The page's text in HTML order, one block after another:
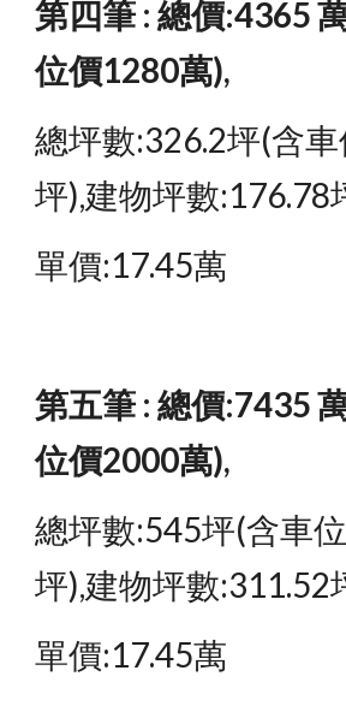
第四筆 : 總價:4365
位價1280萬),
總坪數:326.2坪(含
坪),建物坪數:176.78
單價:17.45萬
第五筆 : 總價:7435
位價2000萬),
總坪數:545坪(含車
坪),建物坪數:311.52
單價:17.45萬